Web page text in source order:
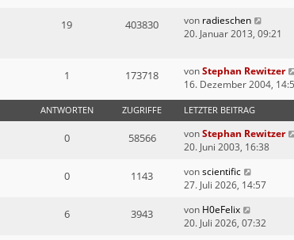
19 403830 von radieschen
20. Januar 2013, 09:21
1 173718 vonStephan Rewitzer
16. Dezember 2004,
ANTWORTEN ZUGRIFFE LETZTER BEITRAG
0 58566 vonStephan Rewitzer
20. Juni 2003, 16:38
0 1143 vonscientific
27. Juli 2026, 14:57
6 3943 von H0eFelix
20. Juli 2026, 07:32